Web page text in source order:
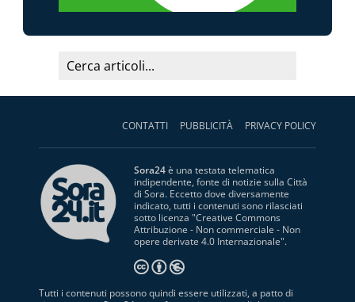
CONTATTI PUBBLICITÀ PRIVACY POLICY
Sora24è una testata telematica
indipendente, fonte di notizie sulla Città
di Sora. Eccetto dove diversamente
indicato, tutti i contenuti sono rilasciati
sotto licenza "Creative Commons
Attribuzione - Non commerciale - Non
opere derivate 4.0 Internazionale".
Tutti i contenuti possono quindi essere utilizzati, a patto di